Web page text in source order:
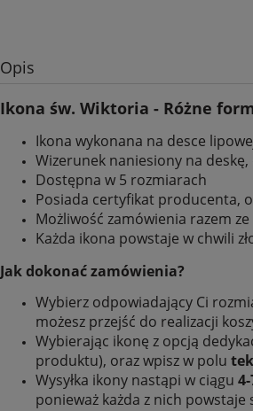
Opis
Ikona św. Wiktoria - Różne
Ikona wykonana na desce
Wizerunek naniesiony na
Dostępna w 5 rozmiarach
Posiada certyfikat producenta,
Możliwość zamówienia razem
Każda ikona powstaje w chwili
Jak dokonać zamówienia?
Wybierz odpowiadający Ci
możesz przejść do realizacji
Wybierając ikonę z opcją
produktu), oraz wpisz w polu
Wysyłka ikony nastąpi w ciągu
ponieważ każda z nich